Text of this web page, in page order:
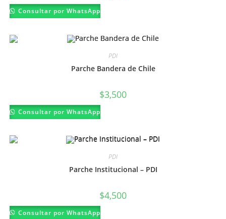
variantes.
Las
se
pueden
elegir
página
de
Consultar por WhatsApp
PDI
Parche Bandera de Chile
$3,500
variantes.
Las
se
elegir
página
de
Consultar por WhatsApp
PDI
Parche Institucional – PDI
$4,500
Consultar por WhatsApp